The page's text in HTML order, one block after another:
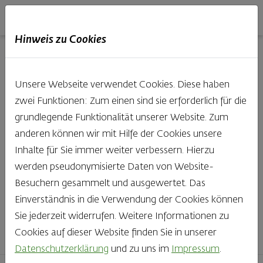
Backstube entdecken
Was gibt es Schöneres, als bei Brot & Gebäck die Qual
der Wahl zu haben? Noch dazu, wenn so großer Wert
auf den kleinen, feinen Unterschied gelegt wird, wie bei
Haubis. Beste Zutaten und Handwerk, das seinen
Namen auch verdient – das schmeckt man einfach!
Finden Sie Ihr Lieblingsprodukt
Hinweis zu Cookies
Unsere Webseite verwendet Cookies. Diese haben
zwei Funktionen: Zum einen sind sie erforderlich für die
grundlegende Funktionalität unserer Website. Zum
anderen können wir mit Hilfe der Cookies unsere
Inhalte für Sie immer weiter verbessern. Hierzu
werden pseudonymisierte Daten von Website-
Besuchern gesammelt und ausgewertet. Das
Einverständnis in die Verwendung der Cookies können
Sie jederzeit widerrufen. Weitere Informationen zu
Cookies auf dieser Website finden Sie in unserer
Datenschutzerklärung und zu uns im Impressum.